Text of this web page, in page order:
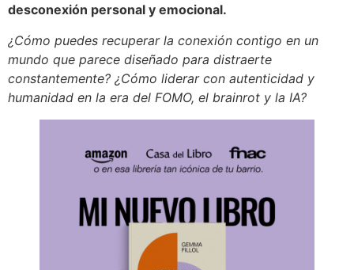
desconexión personal y emocional.
¿Cómo puedes recuperar la conexión contigo en un
mundo que parece diseñado para distraerte
constantemente? ¿Cómo liderar con autenticidad y
humanidad en la era del FOMO, el brainrot y la IA?